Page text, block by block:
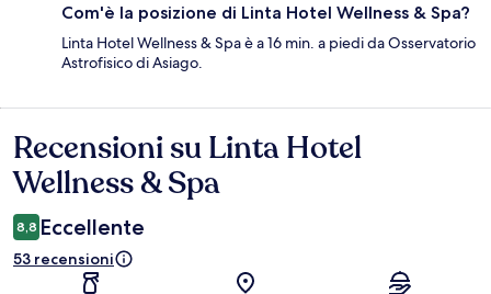
Com'è la posizione di Linta Hotel Wellness & Spa?
Linta Hotel Wellness & Spa è a 16 min. a piedi da Osservatorio
Astrofisico di Asiago.
Recensioni
Recensioni su Linta Hotel
Wellness & Spa
8,8 Eccellente
53 recensioni